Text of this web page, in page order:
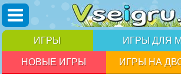
ИГРЫ ИГРЫ ДЛЯ
НОВЫЕ ИГРЫ ИГРЫ НА